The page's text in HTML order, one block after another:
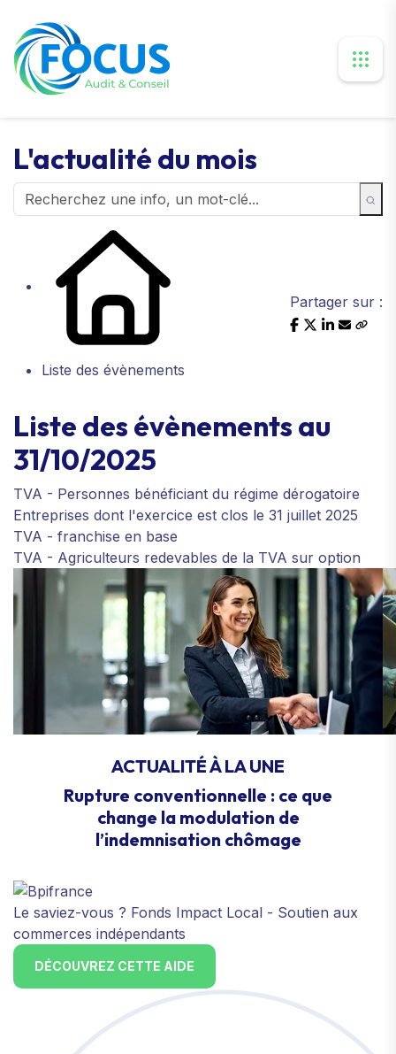
L'actualité du mois
Liste des évènements
Partager sur :
Liste des évènements au
31/10/2025
TVA - Personnes bénéficiant du régime dérogatoire
Entreprises dont l'exercice est clos le 31 juillet 2025
TVA - franchise en base
TVA - Agriculteurs redevables de la TVA sur option
ACTUALITÉ À LA UNE
Rupture conventionnelle : ce que
change la modulation de
l’indemnisation chômage
Le saviez-vous ? Fonds Impact Local - Soutien aux
commerces indépendants
DÉCOUVREZ CETTE AIDE